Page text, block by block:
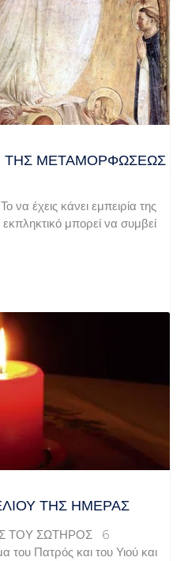
ΤΗΣ ΜΕΤΑΜΟΡΦΩΣΕΩΣ
να έχεις κάνει εμπειρία της
εκπληκτικό μπορεί να συμβεί
ΤΗΣ ΗΜΈΡΑΣ
ΤΟΥ ΣΩΤΗΡΟΣ 6
του Πατρός και του Υιού και